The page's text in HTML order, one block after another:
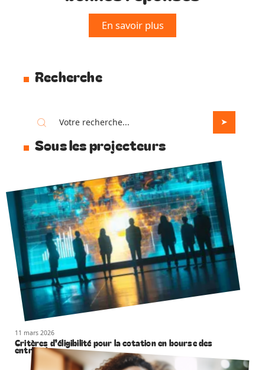
En savoir plus
Recherche
Sous les projecteurs
11 mars 2026
Critères d’éligibilité pour la cotation en bourse des
entreprises